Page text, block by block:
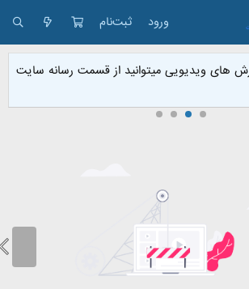
ورود ثبت‌نام
های ویدیویی میتوانید از قسمت رسانه سایت